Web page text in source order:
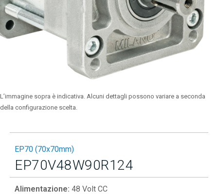
L’immagine sopra è indicativa. Alcuni dettagli possono variare a seconda
della configurazione scelta.
EP70 (70x70mm)
EP70V48W90R124
Alimentazione: 48 Volt CC